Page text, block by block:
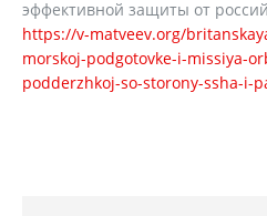
эффективной защиты от
https://v-matveev.org/
morskoj-podgotovke-i-missiya-
podderzhkoj-so-storony-ssha-i-